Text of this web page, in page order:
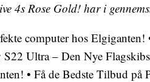
4s Rose Gold! har i
computer hos Elgiganten!
S22 Ultra – Den Nye
• Få de Bedste Tilbud på